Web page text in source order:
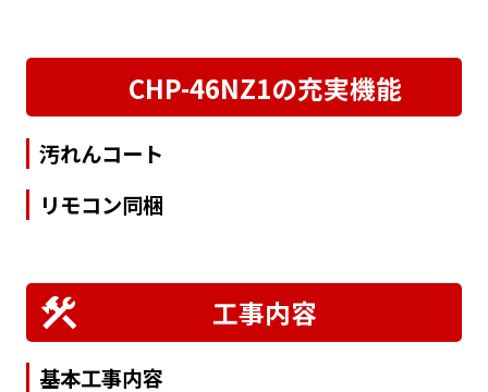
CHP-46NZ1の充実機能
汚れんコート
リモコン同梱
工事内容
基本工事内容